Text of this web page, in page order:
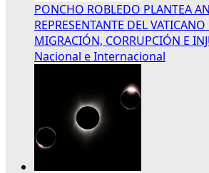
PONCHO ROBLEDO PLANTEA
REPRESENTANTE DEL
MIGRACIÓN, CORRUPCIÓN E
Nacional e Internacional